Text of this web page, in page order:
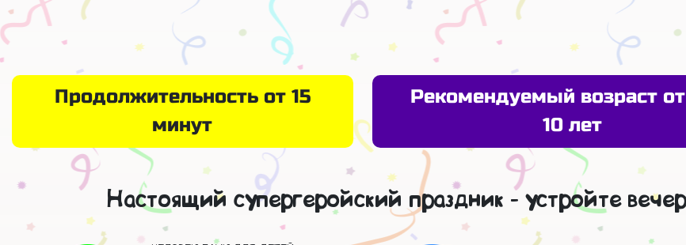
Продолжительность от 15
минут
Рекомендуемый возраст
10 лет
Настоящий супергеройский праздник - устройте